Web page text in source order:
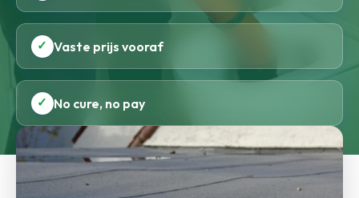
✓ Vaste prijs vooraf
✓ No cure, no pay